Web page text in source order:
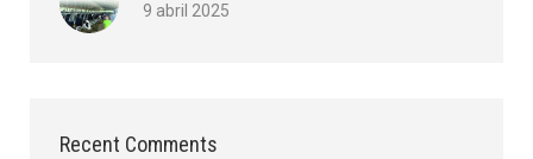
9 abril 2025
Recent Comments